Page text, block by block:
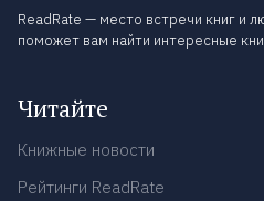
ReadRate — место встречи книг и
поможет вам найти интересные
Читайте
Книжные новости
Рейтинги ReadRate